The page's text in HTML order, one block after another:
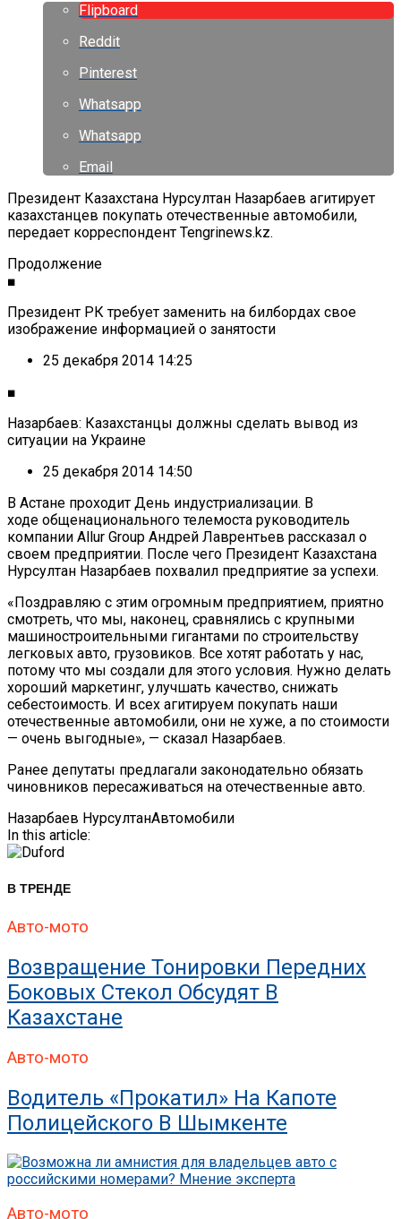
Flipboard
Reddit
Pinterest
Whatsapp
Whatsapp
Email
Президент Казахстана Нурсултан Назарбаев агитирует
казахстанцев покупать отечественные автомобили,
передает корреспондент Tengrinews.kz.
Продолжение
■
Президент РК требует заменить на билбордах свое
изображение информацией о занятости
25 декабря 2014 14:25
■
Назарбаев: Казахстанцы должны сделать вывод из
ситуации на Украине
25 декабря 2014 14:50
В Астане проходит День индустриализации. В
ходе общенационального телемоста руководитель
компании Allur Group Андрей Лаврентьев рассказал о
своем предприятии. После чего Президент Казахстана
Нурсултан Назарбаев похвалил предприятие за успехи.
«Поздравляю с этим огромным предприятием, приятно
смотреть, что мы, наконец, сравнялись с крупными
машиностроительными гигантами по строительству
легковых авто, грузовиков. Все хотят работать у нас,
потому что мы создали для этого условия. Нужно делать
хороший маркетинг, улучшать качество, снижать
себестоимость. И всех агитируем покупать наши
отечественные автомобили, они не хуже, а по стоимости
— очень выгодные», — сказал Назарбаев.
Ранее депутаты предлагали законодательно обязать
чиновников пересаживаться на отечественные авто.
Назарбаев НурсултанАвтомобили
In this article:
В ТРЕНДЕ
Авто-мото
Возвращение Тонировки Передних
Боковых Стекол Обсудят В
Казахстане
Авто-мото
Водитель «прокатил» На Капоте
Полицейского В Шымкенте
Авто-мото